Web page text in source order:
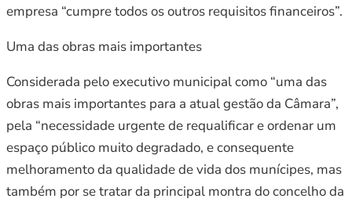
empresa “cumpre todos os outros requisitos financeiros”.
Uma das obras mais importantes
Considerada pelo executivo municipal como “uma das
obras mais importantes para a atual gestão da Câmara”,
pela “necessidade urgente de requalificar e ordenar um
espaço público muito degradado, e consequente
melhoramento da qualidade de vida dos munícipes, mas
também por se tratar da principal montra do concelho da